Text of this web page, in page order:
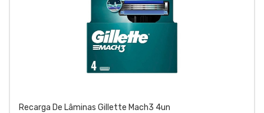
Recarga De Lâminas Gillette Mach3 4un